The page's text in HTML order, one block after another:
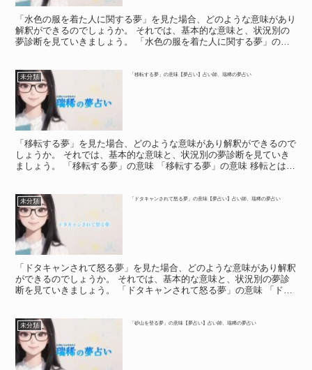
「水色の服を着た人に関する夢」を見た場合、どのような意味があり
解釈ができるのでしょうか。 それでは、基本的な意味と、状況別の
夢診断を見ていきましょう。 「水色の服を着た人に関する夢」の意
未分類 「移転する夢」の意味【夢占い】占い師、瑞稀の夢占い
「移転する夢」を見た場合、どのような意味があり解釈ができるので
しょうか。 それでは、基本的な意味と、状況別の夢診断を見ていき
ましょう。 「移転する夢」の意味 「移転する夢」の意味 移転とは、
未分類 「ドタキャンされて怒る夢」の意味【夢占い】占い師、瑞稀の夢占い
「ドタキャンされて怒る夢」を見た場合、どのような意味があり解釈
ができるのでしょうか。 それでは、基本的な意味と、状況別の夢診
断を見ていきましょう。 「ドタキャンされて怒る夢」の意味 「ドタ
未分類 「砂山を登る夢」の意味【夢占い】占い師、瑞稀の夢占い